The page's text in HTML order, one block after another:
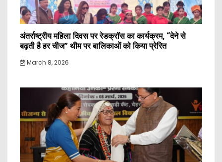
अंतर्राष्ट्रीय महिला दिवस पर रेडक्रॉस का कार्यक्रम, “देने से
बढ़ती है हर चीज” थीम पर बालिकाओं को किया प्रेरित
March 8, 2026